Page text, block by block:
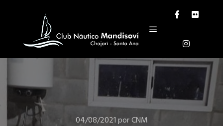
04/08/2021porCNM